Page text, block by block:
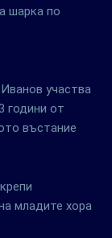
шарка по
участва
години от
въстание
младите хора